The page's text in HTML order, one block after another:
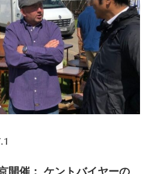
開催： ケントバイヤーの